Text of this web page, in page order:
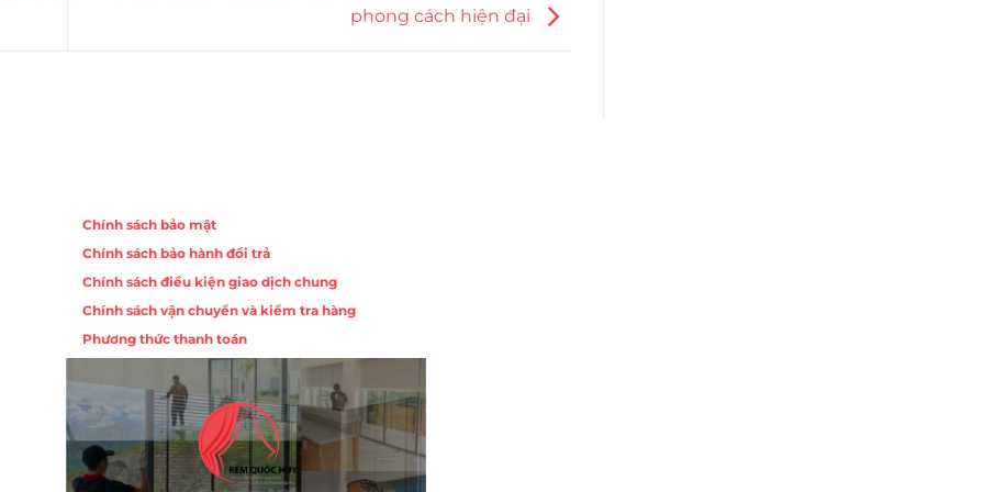
phong cách hiện đại
Chính sách bảo mật
Chính sách bảo hành đổi trả
Chính sách điều kiện giao dịch chung
Chính sách vận chuyển và kiểm tra hàng
Phương thức thanh toán